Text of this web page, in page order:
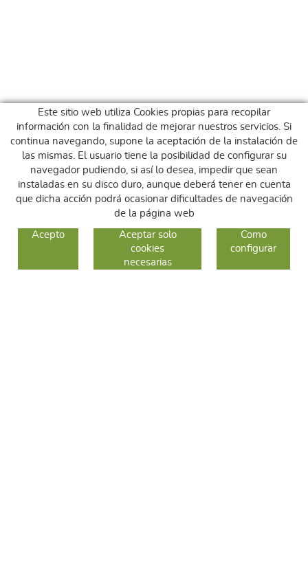
CAMBIOS Y DEVOLUCIONES
Este sitio web utiliza Cookies propias para recopilar
información con la finalidad de mejorar nuestros servicios. Si
continua navegando, supone la aceptación de la instalación de
las mismas. El usuario tiene la posibilidad de configurar su
navegador pudiendo, si así lo desea, impedir que sean
instaladas en su disco duro, aunque deberá tener en cuenta
que dicha acción podrá ocasionar dificultades de navegación
de la página web
Acepto
Aceptar solo
cookies
necesarias
Como
configurar